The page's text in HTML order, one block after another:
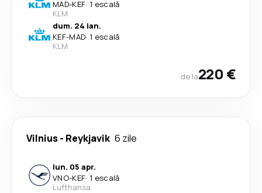
MAD-KEF· 1 escală
KLM
dum. 24 ian.
KEF-MAD· 1 escală
KLM
de la220 €
Vilnius- Reykjavik 6 zile
lun. 05 apr.
VNO-KEF· 1 escală
Lufthansa